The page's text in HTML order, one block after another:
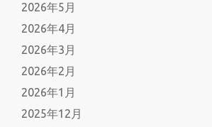
2026年5月
2026年4月
2026年3月
2026年2月
2026年1月
2025年12月